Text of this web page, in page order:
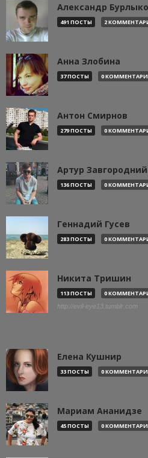
Александр Бурлыко
491 ПОСТЫ 2
Анна Злобина
37 ПОСТЫ 0
Антон Смирнов
279 ПОСТЫ 0
Артур Завгородний
136 ПОСТЫ 0
Геннадий Гусев
283 ПОСТЫ 0
Никита Тришин
113 ПОСТЫ 0
http://evil-eye13.tumblr.com
Елена Кушнир
33 ПОСТЫ 0
Мариам Ананидзе
45 ПОСТЫ 0